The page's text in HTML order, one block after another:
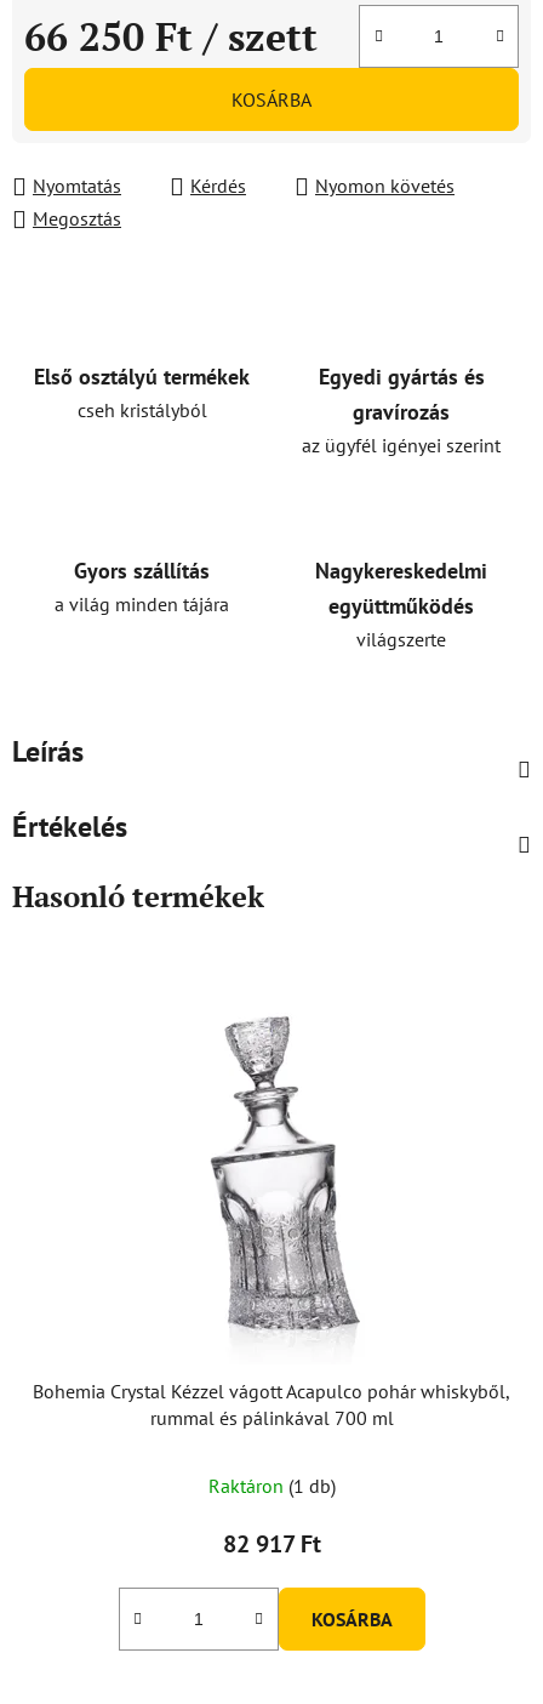
66 250 Ft / szett
Egységár:
KOSÁRBA
Nyomtatás Kérdés
Nyomon követés
Megosztás
Első osztályú termékek
cseh kristályból
Egyedi gyártás és
gravírozás
az ügyfél igényei szerint
Gyors szállítás
a világ minden tájára
Nagykereskedelmi
együttműködés
világszerte
Leírás
Értékelés
Hasonló termékek
Bohemia Crystal Kézzel vágott Acapulco pohár whiskyből,
rummal és pálinkával 700 ml
Raktáron (1 db)
82 917 Ft
KOSÁRBA